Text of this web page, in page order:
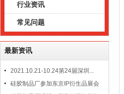
行业资讯
常见问题
最新资讯
2021.10.21-10.24第24届深圳...
硅胶制品厂参加东京IP衍生品展会